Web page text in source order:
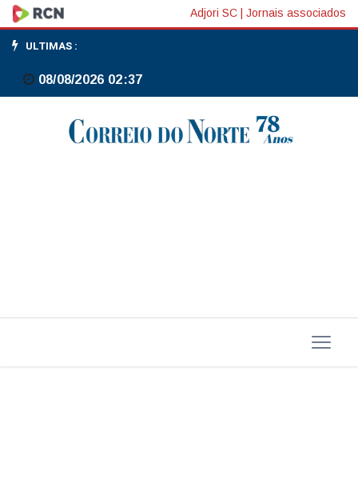
Mitsubishi
Corporation
anuncia
aquisição
Aethon
Adjori SC Jornais associados
ULTIMAS :
08/08/2026 02:37